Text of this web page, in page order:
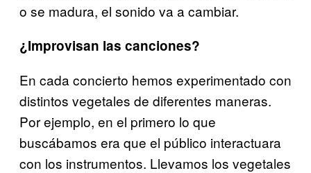
o se madura, el sonido va a cambiar.
¿Improvisan las canciones?
En cada concierto hemos experimentado con
distintos vegetales de diferentes maneras.
Por ejemplo, en el primero lo que
buscábamos era que el público interactuara
con los instrumentos. Llevamos los vegetales